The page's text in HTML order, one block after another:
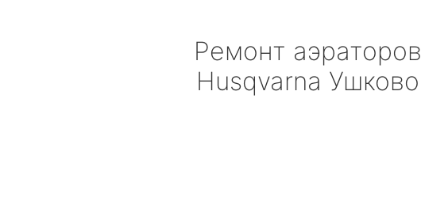
Ремонт аэраторов
Husqvarna Ушково